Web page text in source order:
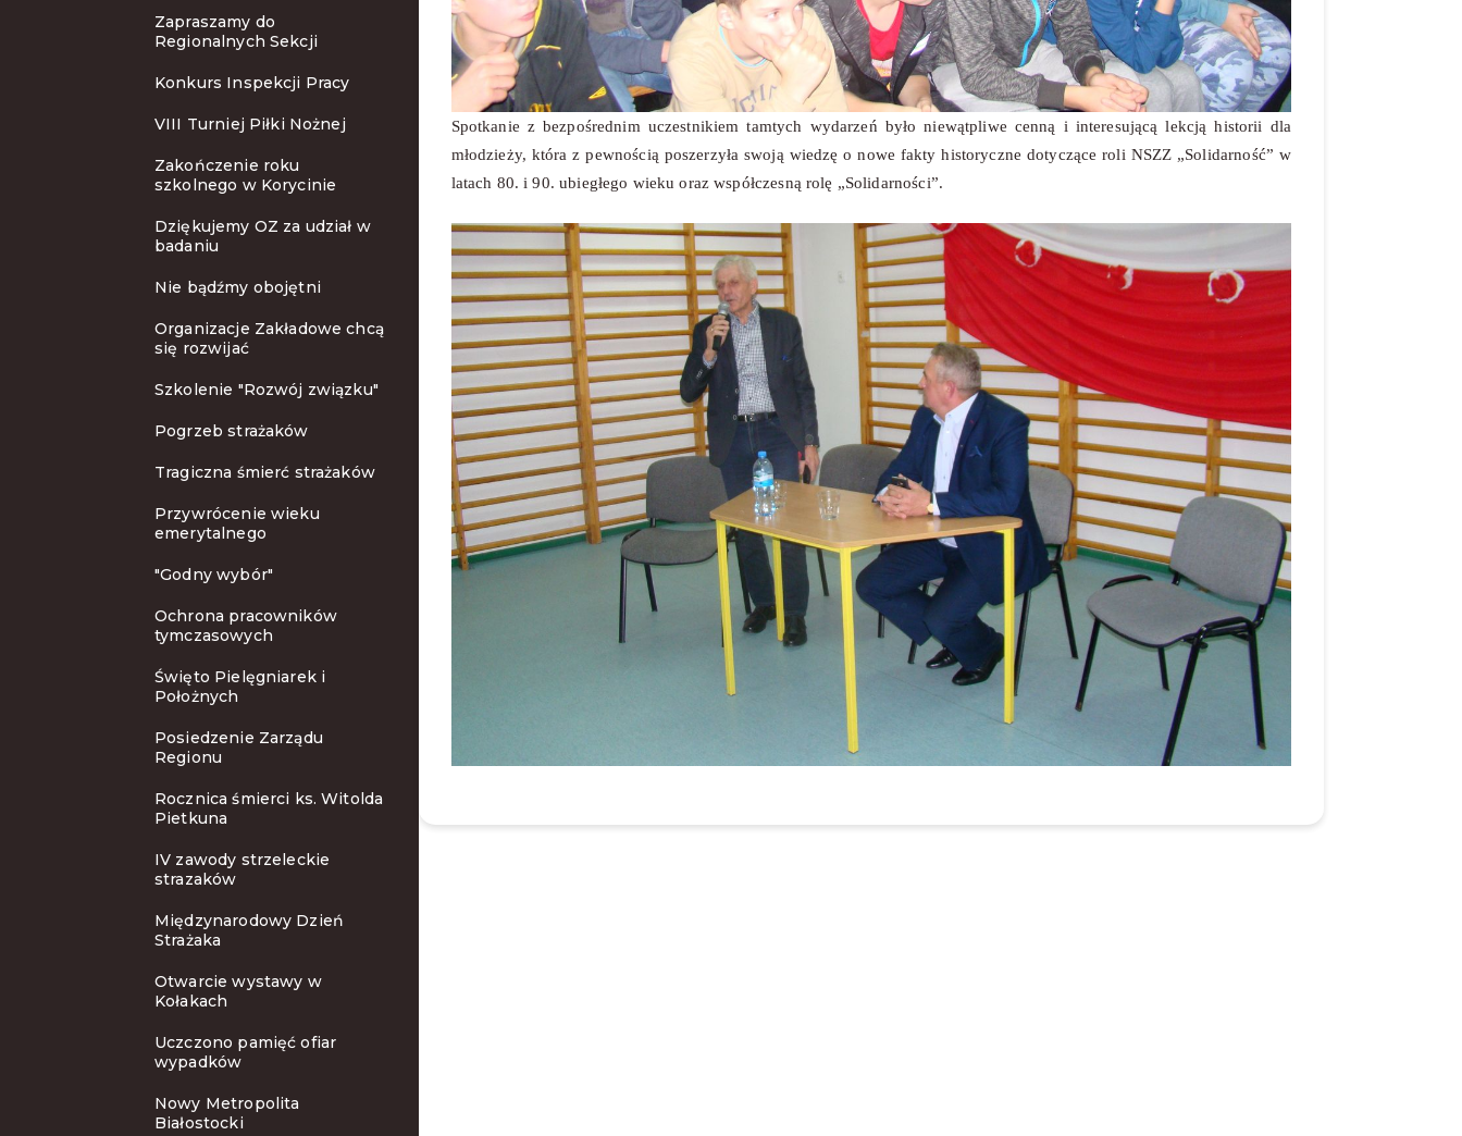
Zapraszamy do
Regionalnych Sekcji
Konkurs Inspekcji Pracy
VIII Turniej Piłki Nożnej
Zakończenie roku
szkolnego w Korycinie
Dziękujemy OZ za udział w
badaniu
Nie bądźmy obojętni
Organizacje Zakładowe chcą
się rozwijać
Szkolenie "Rozwój związku"
Pogrzeb strażaków
Tragiczna śmierć strażaków
Przywrócenie wieku
emerytalnego
"Godny wybór"
Ochrona pracowników
tymczasowych
Święto Pielęgniarek i
Położnych
Posiedzenie Zarządu
Regionu
Rocznica śmierci ks. Witolda
Pietkuna
IV zawody strzeleckie
strazaków
Międzynarodowy Dzień
Strażaka
Otwarcie wystawy w
Kołakach
Uczczono pamięć ofiar
wypadków
Nowy Metropolita
Białostocki
Spotkanie z bezpośrednim uczestnikiem tamtych wydarzeń było niewątpliwe cenną i interesującą lekcją historii dla
młodzieży, która z pewnością poszerzyła swoją wiedzę o nowe fakty historyczne dotyczące roli NSZZ „Solidarność” w
latach 80. i 90. ubiegłego wieku oraz współczesną rolę „Solidarności”.